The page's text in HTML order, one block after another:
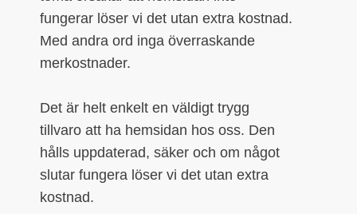
fungerar löser vi det utan extra kostnad.
Med andra ord inga överraskande
merkostnader.
Det är helt enkelt en väldigt trygg
tillvaro att ha hemsidan hos oss. Den
hålls uppdaterad, säker och om något
slutar fungera löser vi det utan extra
kostnad.